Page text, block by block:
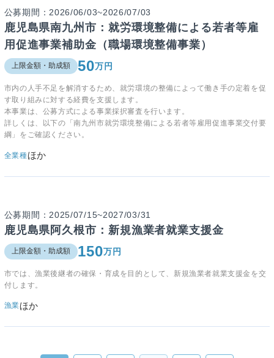
公募期間：2026/06/03~2026/07/03
鹿児島県南九州市：就労環境整備による若者等雇
用促進事業補助金（職場環境整備事業）
上限金額・助成額 50万円
市内の人手不足を解消するため、就労環境の整備によって働き手の定着を促
す取り組みに対する経費を支援します。
本事業は、公募方式による事業採択審査を行います。
詳しくは、以下の「南九州市就労環境整備による若者等雇用促進事業交付要
綱」をご確認ください。
全業種ほか
公募期間：2025/07/15~2027/03/31
鹿児島県阿久根市：新規漁業者就業支援金
上限金額・助成額 150万円
市では、漁業後継者の確保・育成を目的として、新規漁業者就業支援金を交
付します。
漁業ほか